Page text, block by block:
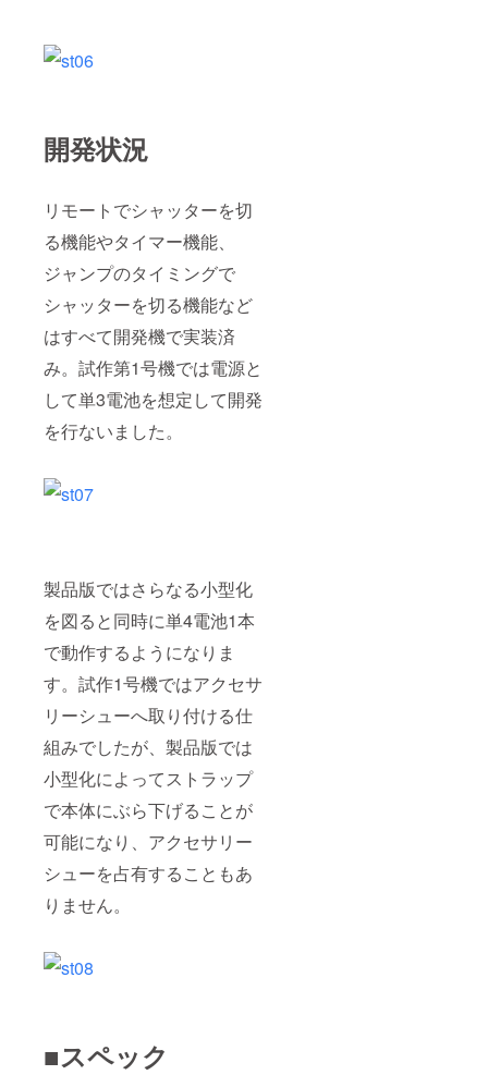
開発状況
リモートでシャッターを切
る機能やタイマー機能、
ジャンプのタイミングで
シャッターを切る機能など
はすべて開発機で実装済
み。試作第1号機では電源と
して単3電池を想定して開発
を行ないました。
製品版ではさらなる小型化
を図ると同時に単4電池1本
で動作するようになりま
す。試作1号機ではアクセサ
リーシューへ取り付ける仕
組みでしたが、製品版では
小型化によってストラップ
で本体にぶら下げることが
可能になり、アクセサリー
シューを占有することもあ
りません。
■スペック